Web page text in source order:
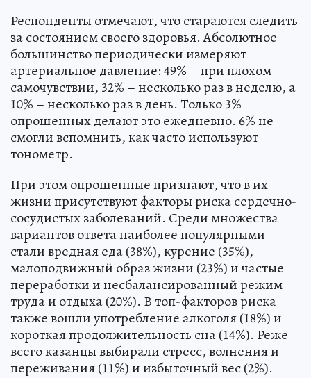
Респонденты отмечают, что стараются следить
за состоянием своего здоровья. Абсолютное
большинство периодически измеряют
артериальное давление: 49% – при плохом
самочувствии, 32% – несколько раз в неделю, а
10% – несколько раз в день. Только 3%
опрошенных делают это ежедневно. 6% не
смогли вспомнить, как часто используют
тонометр.
При этом опрошенные признают, что в их
жизни присутствуют факторы риска сердечно-
сосудистых заболеваний. Среди множества
вариантов ответа наиболее популярными
стали вредная еда (38%), курение (35%),
малоподвижный образ жизни (23%) и частые
переработки и несбалансированный режим
труда и отдыха (20%). В топ-факторов риска
также вошли употребление алкоголя (18%) и
короткая продолжительность сна (14%). Реже
всего казанцы выбирали стресс, волнения и
переживания (11%) и избыточный вес (2%).